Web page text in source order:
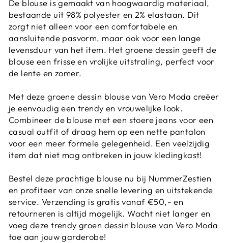
De blouse is gemaakt van hoogwaardig materiaal,
bestaande uit 98% polyester en 2% elastaan. Dit
zorgt niet alleen voor een comfortabele en
aansluitende pasvorm, maar ook voor een lange
levensduur van het item. Het groene dessin geeft de
blouse een frisse en vrolijke uitstraling, perfect voor
de lente en zomer.
Met deze groene dessin blouse van Vero Moda creëer
je eenvoudig een trendy en vrouwelijke look.
Combineer de blouse met een stoere jeans voor een
casual outfit of draag hem op een nette pantalon
voor een meer formele gelegenheid. Een veelzijdig
item dat niet mag ontbreken in jouw kledingkast!
Bestel deze prachtige blouse nu bij NummerZestien
en profiteer van onze snelle levering en uitstekende
service. Verzending is gratis vanaf €50,- en
retourneren is altijd mogelijk. Wacht niet langer en
voeg deze trendy groen dessin blouse van Vero Moda
toe aan jouw garderobe!